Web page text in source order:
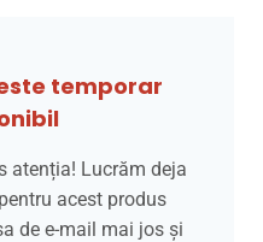
temporar
atenția! Lucrăm deja
acest produs
de e-mail mai jos și